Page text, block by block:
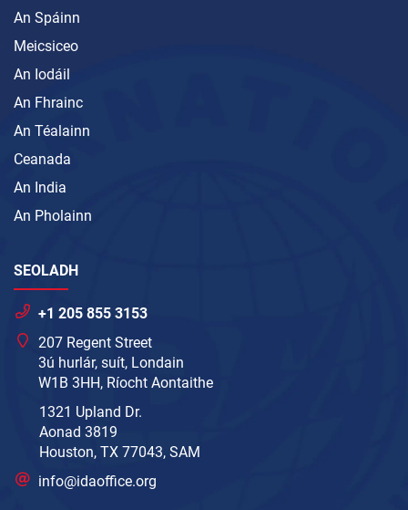
An Spáinn
Meicsiceo
An Iodáil
An Fhrainc
An Téalainn
Ceanada
An India
An Pholainn
SEOLADH
+1 205 855 3153
207 Regent Street
3ú hurlár, suít, Londain
W1B 3HH, Ríocht Aontaithe
1321 Upland Dr.
Aonad 3819
Houston, TX 77043, SAM
info@idaoffice.org